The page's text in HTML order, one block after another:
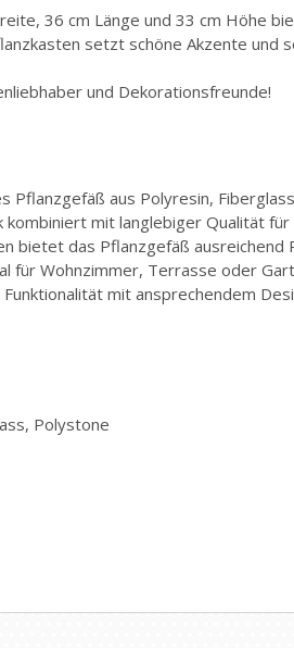
36 cm Länge und 33 cm Höhe
setzt schöne Akzente und
und Dekorationsfreunde!
Pflanzgefäß aus Polyresin,
kombiniert mit langlebiger Qualität für
bietet das Pflanzgefäß ausreichend
für Wohnzimmer, Terrasse oder
mit ansprechendem
Polystone